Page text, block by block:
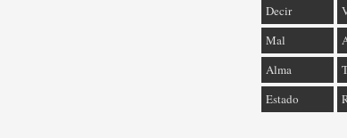
Decir
Mal
Alma
Estado